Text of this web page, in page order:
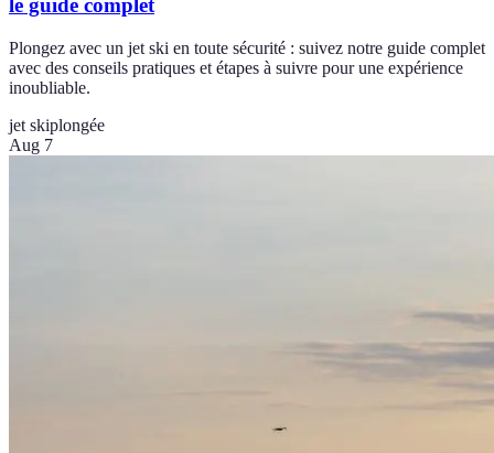
le guide complet
Plongez avec un jet ski en toute sécurité : suivez notre guide complet
avec des conseils pratiques et étapes à suivre pour une expérience
inoubliable.
jet skiplongée
Aug 7